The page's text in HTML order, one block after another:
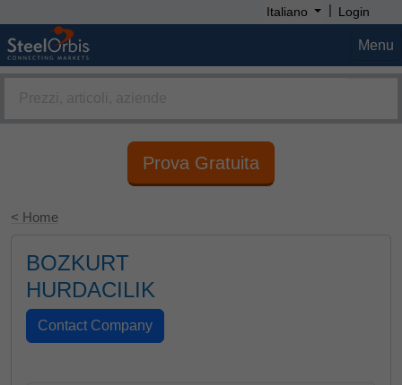
Italiano | Login
Menu
Prova Gratuita
< Home
BOZKURT
HURDACILIK